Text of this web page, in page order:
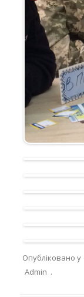
Опубліковано у
Admin .